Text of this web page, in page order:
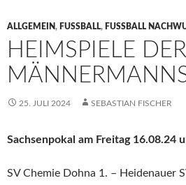
ALLGEMEIN, FUSSBALL , FUSSBALL
HEIMSPIELE DER
25. JULI 2024 SEBASTIAN FISCHER
Sachsenpokal am Freitag 16.08.24
SV Chemie Dohna 1. – Heidenauer